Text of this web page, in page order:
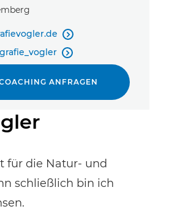
FINDEN
für die Natur- und
schließlich bin ich


ANFRAGEN